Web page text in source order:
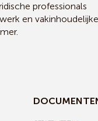
professionals
en vakinhoudelijke